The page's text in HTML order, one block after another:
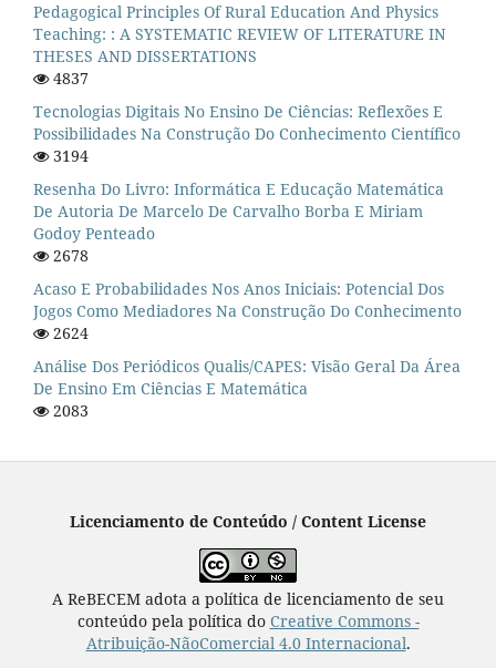
Pedagogical Principles Of Rural Education And Physics
Teaching: : A SYSTEMATIC REVIEW OF LITERATURE IN
THESES AND DISSERTATIONS
4837
Tecnologias Digitais No Ensino De Ciências: Reflexões E
Possibilidades Na Construção Do Conhecimento Científico
3194
Resenha Do Livro: Informática E Educação Matemática
De Autoria De Marcelo De Carvalho Borba E Miriam
Godoy Penteado
2678
Acaso E Probabilidades Nos Anos Iniciais: Potencial Dos
Jogos Como Mediadores Na Construção Do Conhecimento
2624
Análise Dos Periódicos Qualis/CAPES: Visão Geral Da Área
De Ensino Em Ciências E Matemática
2083
Licenciamento de Conteúdo / Content License
A ReBECEM adota a política de licenciamento de seu
conteúdo pela política do Creative Commons -
Atribuição-NãoComercial 4.0 Internacional.